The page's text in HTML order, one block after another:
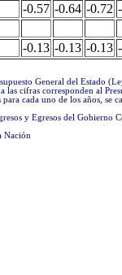
-0.57 -0.64 -0.72
-0.13 -0.13 -0.13
General del Estado
las cifras corresponden al
cada uno de los años,
y Egresos del Gobierno